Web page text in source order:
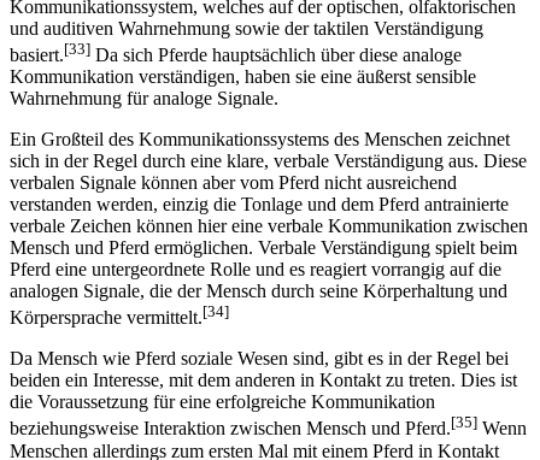
Horstmanshoff beschreibt bei Pferden ein differenziertes
Kommunikationssystem, welches auf der optischen, olfaktorischen
und auditiven Wahrnehmung sowie der taktilen Verständigung
basiert.[33]Da sich Pferde hauptsächlich über diese analoge
Wahrnehmung für analoge Signale.
Ein Großteil des Kommunikationssystems des Menschen zeichnet
sich in der Regel durch eine klare, verbale Verständigung aus. Diese
verbalen Signale können aber vom Pferd nicht ausreichend
verstanden werden, einzig die Tonlage und dem Pferd antrainierte
verbale Zeichen können hier eine verbale Kommunikation zwischen
Mensch und Pferd ermöglichen. Verbale Verständigung spielt beim
Pferd eine untergeordnete Rolle und es reagiert vorrangig auf die
analogen Signale, die der Mensch durch seine Körperhaltung und
Körpersprache vermittelt.[34]
Da Mensch wie Pferd soziale Wesen sind, gibt es in der Regel bei
beiden ein Interesse, mit dem anderen in Kontakt zu treten. Dies ist
die Voraussetzung für eine erfolgreiche Kommunikation